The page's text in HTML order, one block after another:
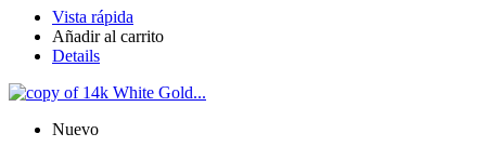
Vista rápida
Añadir al carrito
Details
Nuevo